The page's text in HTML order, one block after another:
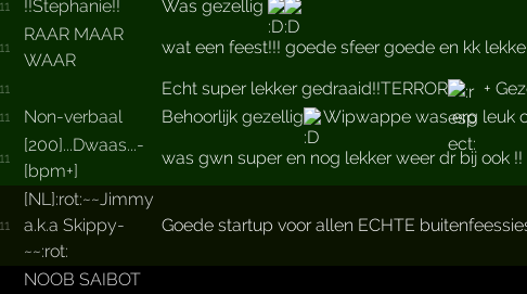
!!­Stephanie!!­ Was gezellig
RAAR MAAR
WAAR
wat een feest!!! goede sfeer goede en kk
Echt super lekker gedraaid!!TERROR +
Non-verbaal Behoorlijk gezellig Wipwappe was erg leuk
[200]...­Dwaas...­
[bpm+­]
was gwn super en nog lekker weer dr bij ook !!
[NL]:r­ot:~~J­immy
a.­k.­a Skippy­
~~:rot­:
Goede startup voor allen ECHTE
NOOB SAIBOT